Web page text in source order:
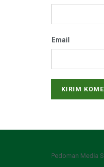
Email
Pedoman Media